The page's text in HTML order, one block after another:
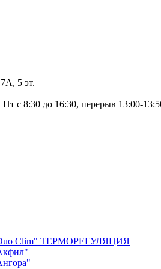
5 эт.
с 8:30 до 16:30, перерыв 13:00-
Clim" ТЕРМОРЕГУЛЯЦИЯ